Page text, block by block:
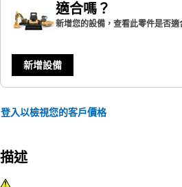
適合嗎？
新增您的設備，查看此零件是否適
新增設備
登入以檢視您的客戶價格
描述